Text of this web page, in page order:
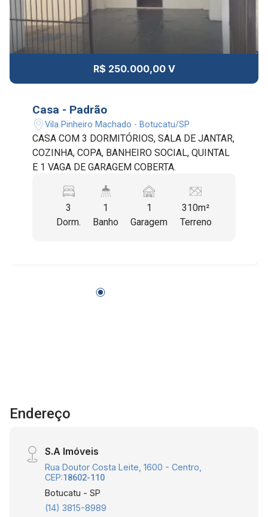
R$ 250.000,00 V
Casa - Padrão
Vila Pinheiro Machado - Botucatu/SP
CASA COM 3 DORMITÓRIOS, SALA DE JANTAR,
COZINHA, COPA, BANHEIRO SOCIAL, QUINTAL
E 1 VAGA DE GARAGEM COBERTA.
3
Dorm.
1
Banho
1
Garagem
310m²
Terreno
Endereço
S.A Imóveis
Rua Doutor Costa Leite, 1600 - Centro,
CEP:18602-110
Botucatu - SP
(14) 3815-8989